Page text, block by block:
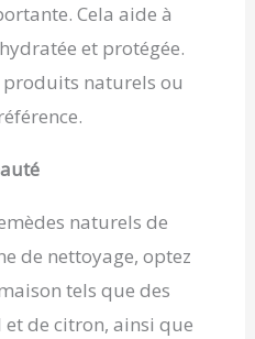
Cela aide à
et protégée.
produits naturels ou
naturels de
de nettoyage, optez
tels que des
de citron, ainsi que